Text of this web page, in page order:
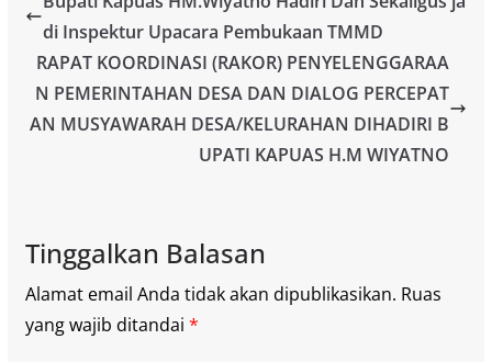
di Inspektur Upacara Pembukaan TMMD
RAPAT KOORDINASI (RAKOR) PENYELENGGARAA
N PEMERINTAHAN DESA DAN DIALOG PERCEPAT
AN MUSYAWARAH DESA/KELURAHAN DIHADIRI B
UPATI KAPUAS H.M WIYATNO
Tinggalkan Balasan
Alamat email Anda tidak akan dipublikasikan. Ruas
yang wajib ditandai *